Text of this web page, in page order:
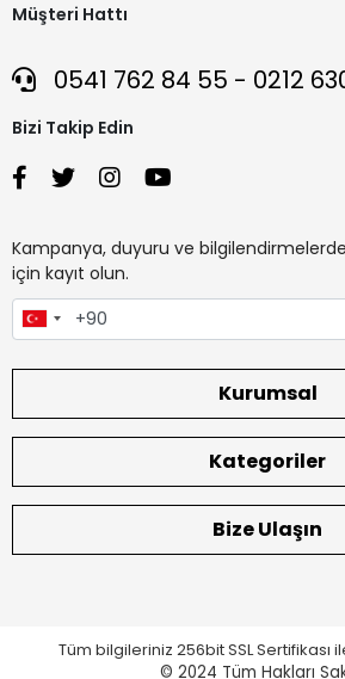
Müşteri Hattı
0541 762 84 55 - 0212
Bizi Takip Edin
Kampanya, duyuru ve
için kayıt olun.
Kurumsal
Kategoriler
Bize Ulaşın
Tüm bilgileriniz 256bit SSL Sertifikası
© 2024 Tüm Hakları